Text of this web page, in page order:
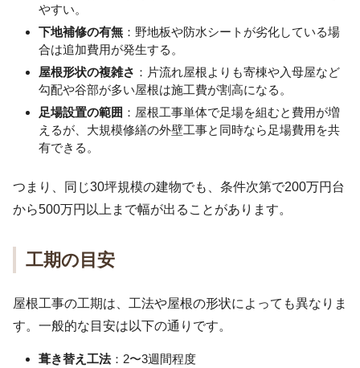
やすい。
下地補修の有無 ：野地板や防水シートが劣化している場
合は追加費用が発生する。
屋根形状の複雑さ ：片流れ屋根よりも寄棟や入母屋など
勾配や谷部が多い屋根は施工費が割高になる。
足場設置の範囲 ：屋根工事単体で足場を組むと費用が増
えるが、大規模修繕の外壁工事と同時なら足場費用を共
有できる。
つまり、同じ30坪規模の建物でも、条件次第で200万円台
から500万円以上まで幅が出ることがあります。
工期の目安
屋根工事の工期は、工法や屋根の形状によっても異なりま
す。一般的な目安は以下の通りです。
葺き替え工法：2〜3週間程度